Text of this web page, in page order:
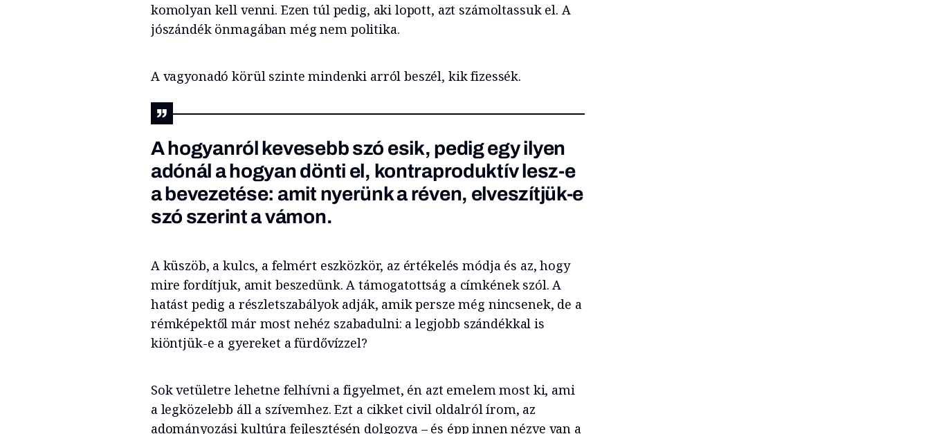
komolyan kell venni. Ezen túl pedig, aki lopott, azt számoltassuk el. A
jószándék önmagában még nem politika.
A vagyonadó körül szinte mindenki arról beszél, kik fizessék.
A hogyanról kevesebb szó esik, pedig egy ilyen
adónál a hogyan dönti el, kontraproduktív lesz-e
a bevezetése: amit nyerünk a réven, elveszítjük-e
szó szerint a vámon.
A küszöb, a kulcs, a felmért eszközkör, az értékelés módja és az, hogy
mire fordítjuk, amit beszedünk. A támogatottság a címkének szól. A
hatást pedig a részletszabályok adják, amik persze még nincsenek, de a
rémképektől már most nehéz szabadulni: a legjobb szándékkal is
kiöntjük-e a gyereket a fürdővízzel?
Sok vetületre lehetne felhívni a figyelmet, én azt emelem most ki, ami
a legközelebb áll a szívemhez. Ezt a cikket civil oldalról írom, az
adományozási kultúra fejlesztésén dolgozva – és épp innen nézve van a